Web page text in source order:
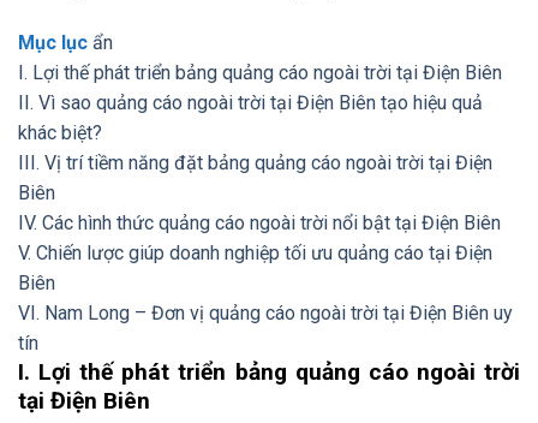
Mục lục ẩn
I. Lợi thế phát triển bảng quảng cáo ngoài trời tại Điện Biên
II. Vì sao quảng cáo ngoài trời tại Điện Biên tạo hiệu quả
khác biệt?
III. Vị trí tiềm năng đặt bảng quảng cáo ngoài trời tại Điện
Biên
IV. Các hình thức quảng cáo ngoài trời nổi bật tại Điện Biên
V. Chiến lược giúp doanh nghiệp tối ưu quảng cáo tại Điện
Biên
VI. Nam Long – Đơn vị quảng cáo ngoài trời tại Điện Biên uy
tín
I. Lợi thế phát triển bảng quảng cáo ngoài trời
tại Điện Biên